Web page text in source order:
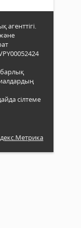
агенттігі.
сілтеме